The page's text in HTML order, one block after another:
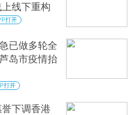
线下重构
打开
已做多轮全
岛市疫情抬
打开
下调香港